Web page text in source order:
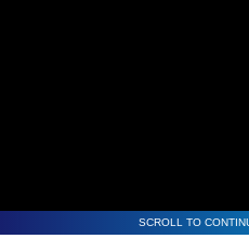
SCROLL TO